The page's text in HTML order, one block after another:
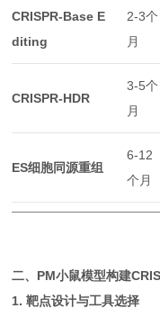
CRISPR-Base E
diting
2-3个
月
CRISPR-HDR
3-5个
月
ES细胞同源重组
6-12
个月
二、PM小鼠模型构建
1. 靶点设计与工具选择